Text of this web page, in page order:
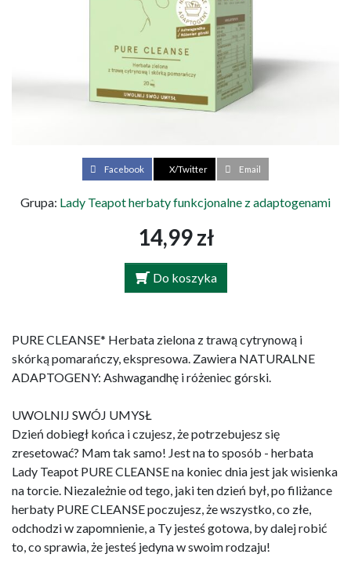
Facebook X/Twitter Email
Grupa: Lady Teapot herbaty funkcjonalne z adaptogenami
14,99 zł
Do koszyka
PURE CLEANSE* Herbata zielona z trawą cytrynową i
skórką pomarańczy, ekspresowa. Zawiera NATURALNE
ADAPTOGENY: Ashwagandhę i różeniec górski.
UWOLNIJ SWÓJ UMYSŁ
Dzień dobiegł końca i czujesz, że potrzebujesz się
zresetować? Mam tak samo! Jest na to sposób - herbata
Lady Teapot PURE CLEANSE na koniec dnia jest jak wisienka
na torcie. Niezależnie od tego, jaki ten dzień był, po filiżance
herbaty PURE CLEANSE poczujesz, że wszystko, co złe,
odchodzi w zapomnienie, a Ty jesteś gotowa, by dalej robić
to, co sprawia, że jesteś jedyna w swoim rodzaju!